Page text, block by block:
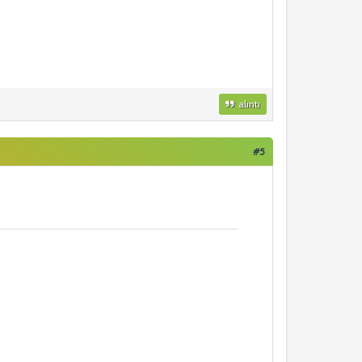
alıntı
#5